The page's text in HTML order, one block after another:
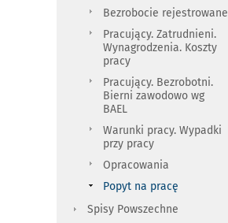
Bezrobocie rejestrowane
Pracujący. Zatrudnieni.
Wynagrodzenia. Koszty
pracy
Pracujący. Bezrobotni.
Bierni zawodowo wg
BAEL
Warunki pracy. Wypadki
przy pracy
Opracowania
Popyt na pracę
Spisy Powszechne